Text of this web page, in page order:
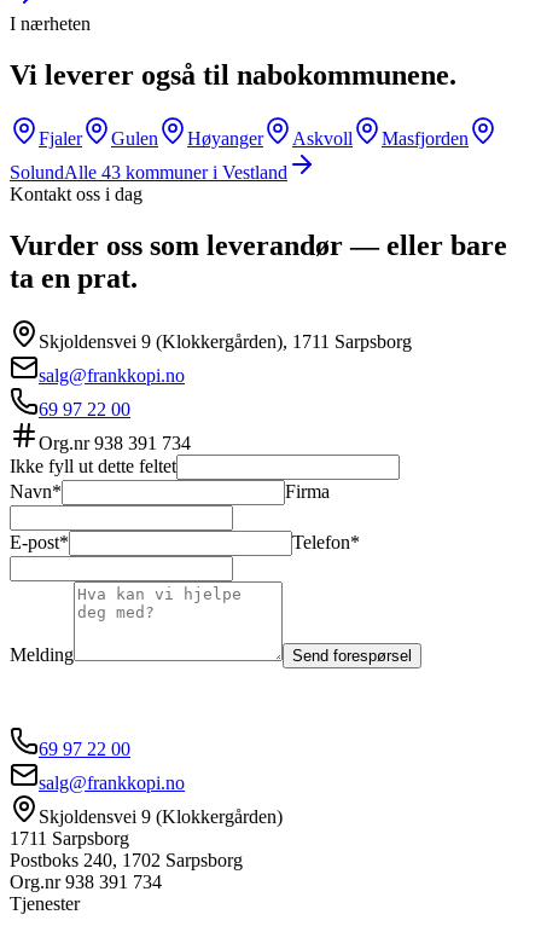
I nærheten
Vi leverer også til nabokommunene.
Fjaler Gulen Høyanger Askvoll
Masfjorden
SolundAlle 43 kommuner i Vestland
Kontakt oss i dag
Vurder oss som leverandør — eller bare
ta en prat.
Skjoldensvei 9 (Klokkergården), 1711 Sarpsborg
salg@frankkopi.no
69 97 22 00
Org.nr938 391 734
Ikke fyll ut dette feltet
Navn*
Firma
E-post* Telefon*
Melding Send forespørsel
69 97 22 00
salg@frankkopi.no
Skjoldensvei 9 (Klokkergården)
1711 Sarpsborg
Postboks 240, 1702 Sarpsborg
Org.nr938 391 734
Tjenester